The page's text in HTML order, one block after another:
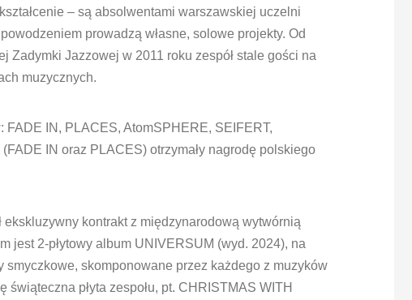
– są absolwentami warszawskiej uczelni
prowadzą własne, solowe projekty. Od
Zadymki Jazzowej w 2011 roku zespół stale gości na
muzycznych.
FADE IN, PLACES, AtomSPHERE, SEIFERT,
IN oraz PLACES) otrzymały nagrodę polskiego
ekskluzywny kontrakt z międzynarodową wytwórnią
jest 2-płytowy album UNIVERSUM (wyd. 2024), na
smyczkowe, skomponowane przez każdego z muzyków
świąteczna płyta zespołu, pt. CHRISTMAS WITH